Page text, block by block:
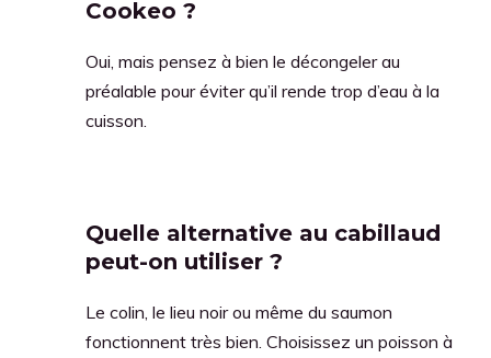
Cookeo ?
Oui, mais pensez à bien le décongeler au
préalable pour éviter qu’il rende trop d’eau à la
cuisson.
Quelle alternative au cabillaud
peut-on utiliser ?
Le colin, le lieu noir ou même du saumon
fonctionnent très bien. Choisissez un poisson à